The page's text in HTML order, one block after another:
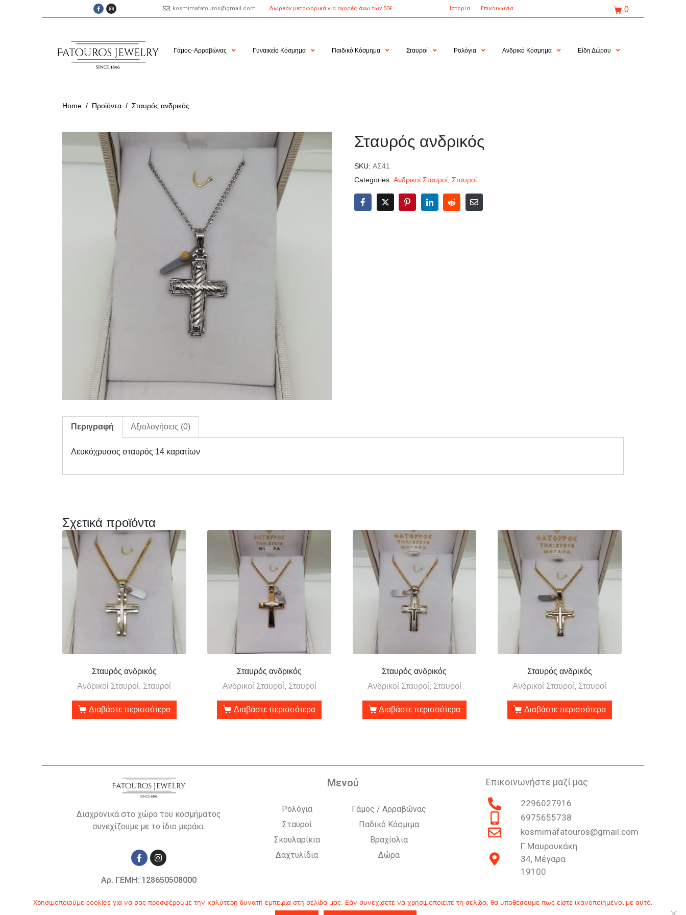
kosmimafatouros@gmail.com Δωρεάν μεταφορικά για αγορές άνω των 50€ Ιστορία Επικοινωνία 0
Γάμος- Αρραβώνας Γυναικείο Κόσμημα Παιδικό Κόσμημα Σταυροί Ρολόγια Ανδρικό Κόσμημα Είδη Δώρου
Home Προϊόντα Σταυρός ανδρικός
Σταυρός ανδρικός
SKU: ΑΣ41
Categories: Ανδρικοί Σταυροί Σταυροί
Περιγραφή Αξιολογήσεις (0)
Λευκόχρυσος σταυρός 14 καρατίων
Σχετικά προϊόντα
Σταυρός ανδρικός
Ανδρικοί Σταυροί, Σταυροί
Διαβάστε περισσότερα
Σταυρός ανδρικός
Ανδρικοί Σταυροί, Σταυροί
Διαβάστε περισσότερα
Σταυρός ανδρικός
Ανδρικοί Σταυροί, Σταυροί
Διαβάστε περισσότερα
Σταυρός ανδρικός
Ανδρικοί Σταυροί, Σταυροί
Διαβάστε περισσότερα
Διαχρονικά στο χώρο του κοσμήματος
συνεχίζουμε με το ίδιο μεράκι.
Αρ. ΓΕΜΗ: 128650508000
Μενού
Ρολόγια
Σταυροί
Σκουλαρίκια
Δαχτυλίδια
Γάμος / Αρραβώνας
Παδικό Κόσμιμα
Βραχίολια
Δώρα
Επικοινωνήστε μαζί μας
2296027916
6975655738
kosmimafatouros@gmail.com
Γ.Μαυρουκάκη
34, Μέγαρα
19100
© Copyright 2019 Επικοινωνία Ιστορία Πολιτική Απορρήτου
Χρησιμοποιούμε cookies για να σας προσφέρουμε την καλύτερη δυνατή εμπειρία στη σελίδα μας. Εάν συνεχίσετε να χρησιμοποιείτε τη σελίδα, θα υποθέσουμε πως είστε ικανοποιημένοι με αυτό.